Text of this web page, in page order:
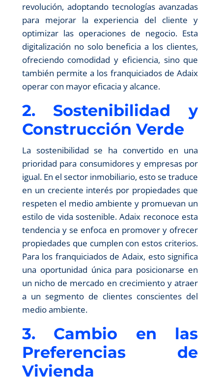
revolución, adoptando tecnologías avanzadas
para mejorar la experiencia del cliente y
optimizar las operaciones de negocio. Esta
digitalización no solo beneficia a los clientes,
ofreciendo comodidad y eficiencia, sino que
también permite a los franquiciados de Adaix
operar con mayor eficacia y alcance.
2. Sostenibilidad y
Construcción Verde
La sostenibilidad se ha convertido en una
prioridad para consumidores y empresas por
igual. En el sector inmobiliario, esto se traduce
en un creciente interés por propiedades que
respeten el medio ambiente y promuevan un
estilo de vida sostenible. Adaix reconoce esta
tendencia y se enfoca en promover y ofrecer
propiedades que cumplen con estos criterios.
Para los franquiciados de Adaix, esto significa
una oportunidad única para posicionarse en
un nicho de mercado en crecimiento y atraer
a un segmento de clientes conscientes del
medio ambiente.
3. Cambio en las
Preferencias de
Vivienda